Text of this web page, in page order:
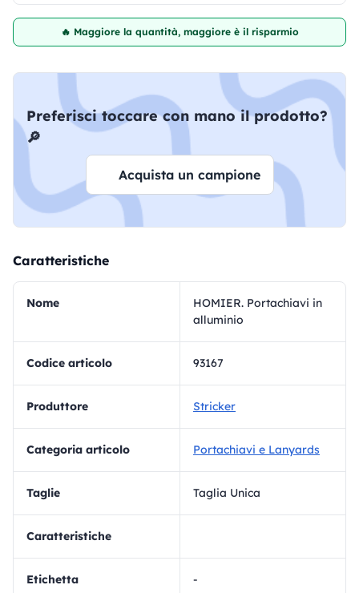
🔥 Maggiore la quantità, maggiore è il risparmio
Preferisci toccare con mano il prodotto?
🔎
Acquista un campione
Caratteristiche
Nome
HOMIER. Portachiavi in
alluminio
Codice articolo 93167
Produttore Stricker
Categoria articolo Portachiavi e Lanyards
Taglie Taglia Unica
Caratteristiche
Etichetta -